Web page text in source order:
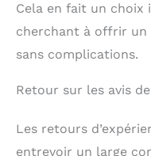
Cela en fait un choix
cherchant à offrir
sans complications.
Retour sur les avis
Les retours
entrevoir un large